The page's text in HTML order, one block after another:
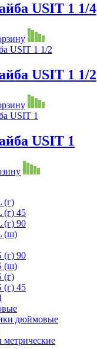
USIT 1 1/4
USIT 1 1/2
USIT 1
(г)
(г) 45
(г) 90
(ш)
(г) 90
(ш)
(г)
(г) 45
дюймовые
метрические